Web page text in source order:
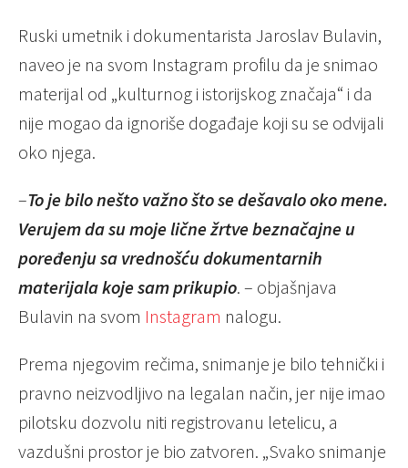
Ruski umetnik i dokumentarista Jaroslav Bulavin,
naveo je na svom Instagram profilu da je snimao
materijal od „kulturnog i istorijskog značaja“ i da
nije mogao da ignoriše događaje koji su se odvijali
oko njega.
–To je bilo nešto važno što se dešavalo oko mene.
Verujem da su moje lične žrtve beznačajne u
poređenju sa vrednošću dokumentarnih
materijala koje sam prikupio. – objašnjava
Bulavin na svom Instagram nalogu.
Prema njegovim rečima, snimanje je bilo tehnički i
pravno neizvodljivo na legalan način, jer nije imao
pilotsku dozvolu niti registrovanu letelicu, a
vazdušni prostor je bio zatvoren. „Svako snimanje